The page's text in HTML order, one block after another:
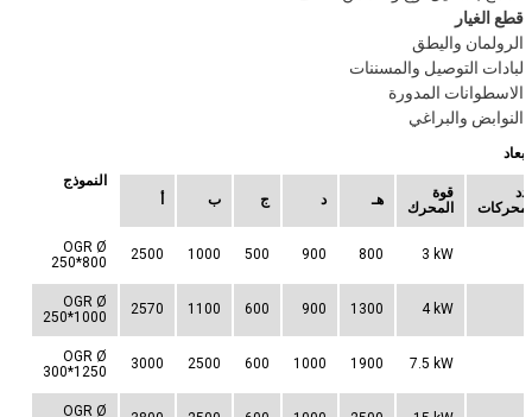
قطع الغيار
الرولمان واليطق
لبادات التوصيل والمسننات
الاسطوانات المدورة
النوابض والبراغي
النموذج
ب ج د هـ
قوة
المحرك
OGR Ø
250*800
2500 1000 500 900 800 3 kW
OGR Ø
250*1000
2570 1100 600 900 1300 4 kW
OGR Ø
300*1250
3000 2500 600 1000 1900 7.5 kW
OGR Ø